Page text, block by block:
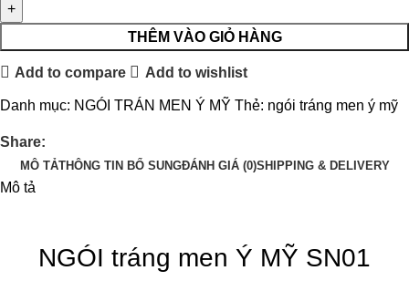
THÊM VÀO GIỎ HÀNG
Add to compare Add to wishlist
Danh mục: NGÓI TRÁN MEN Ý MỸ Thẻ: ngói tráng men ý mỹ
Share:
MÔ TẢTHÔNG TIN BỔ SUNGĐÁNH GIÁ (0)SHIPPING & DELIVERY
Mô tả
NGÓI tráng men Ý MỸ SN01